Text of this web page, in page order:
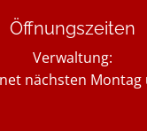
Öffnungszeiten
Verwaltung:
Öffnungs- oder
nächsten Montag